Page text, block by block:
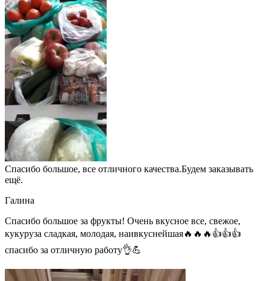
Спасибо большое, все отличного качества.Будем заказывать
ещё.
Галина
Спасибо большое за фрукты! Очень вкусное все, свежое,
кукуруза сладкая, молодая, наивкуснейшая🔥🔥🔥👍👍👍
спасибо за отличную работу👌💪